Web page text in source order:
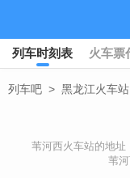
列车时刻表 火车票
列车吧 > 黑龙江火车站
苇河西火车站的地址
苇